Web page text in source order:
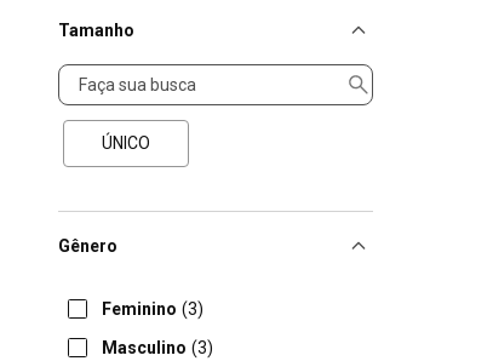
Tamanho
Tamanho
ÚNICO
Gênero
Feminino (3)
Masculino (3)